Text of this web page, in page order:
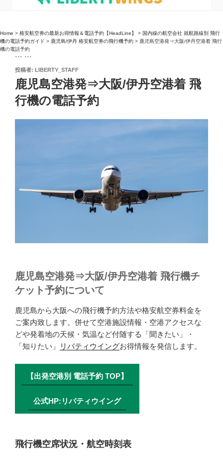
Home > 格安航空券の最新お得情報＆電話予約【HeadLine】 > 国内線の航空会社 就航路線別 飛行
機の電話予約ガイド > 鹿児島/伊丹 格安航空券の飛行機予約 > 鹿児島空港発⇒大阪/伊丹空港着 飛行
機の電話予約
``` ```
投
稿
日:
投稿者: LIBERTY_STAFF
鹿児島空港発⇒大阪/伊丹空港着 飛
行機の電話予約
鹿児島空港発⇒大阪/伊丹空港着 飛行機チ
ケット予約について
鹿児島から大阪への飛行機予約方法や格安航空券料金を
ご案内致します。併せて空港施設情報・空港アクセスな
どや発着地の天候・気温など付随する「聞きたい」・
「知りたい」
リバティウイングお得情報を発信します。
【出発空港別 電話予約 TOP】
公式HP:リバティウイング
飛行機空席状況・航空時刻表